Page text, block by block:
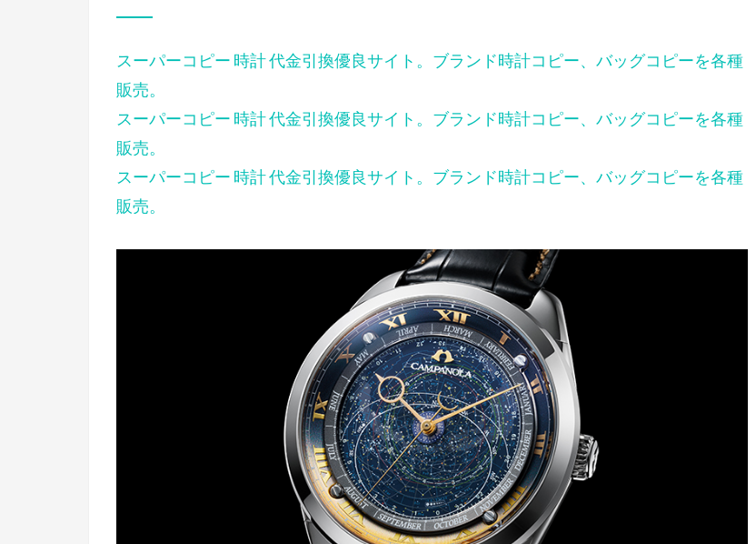
スーパーコピー 時計 代金引換優良サイト。ブランド時計コピー、バッグコピーを各種
販売。
スーパーコピー 時計 代金引換優良サイト。ブランド時計コピー、バッグコピーを各種
販売。
スーパーコピー 時計 代金引換優良サイト。ブランド時計コピー、バッグコピーを各種
販売。